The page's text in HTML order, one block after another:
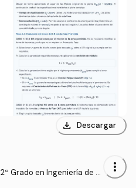
download Descargar
2º Grado en Ingeniería de T
more_vert